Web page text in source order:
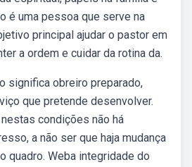
é uma pessoa que serve na
principal ajudar o pastor em
a ordem e cuidar da rotina da.
significa obreiro preparado,
que pretende desenvolver.
condições não há
a não ser que haja mudança
quadro. Weba integridade do